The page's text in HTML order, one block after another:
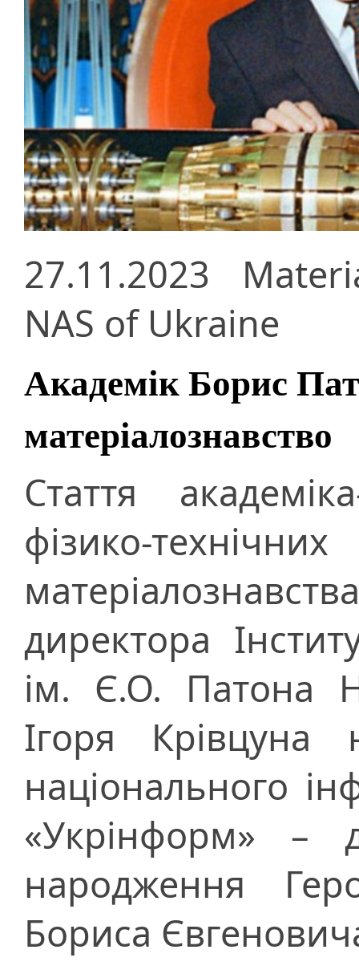
27.11.2023
NAS of Ukraine
Академік Борис
матеріалознавство
Стаття
фізико-
директора
ім. Є.О. Патона
Ігоря Крівцуна
національного
«Укрінформ» –
народження
Бориса